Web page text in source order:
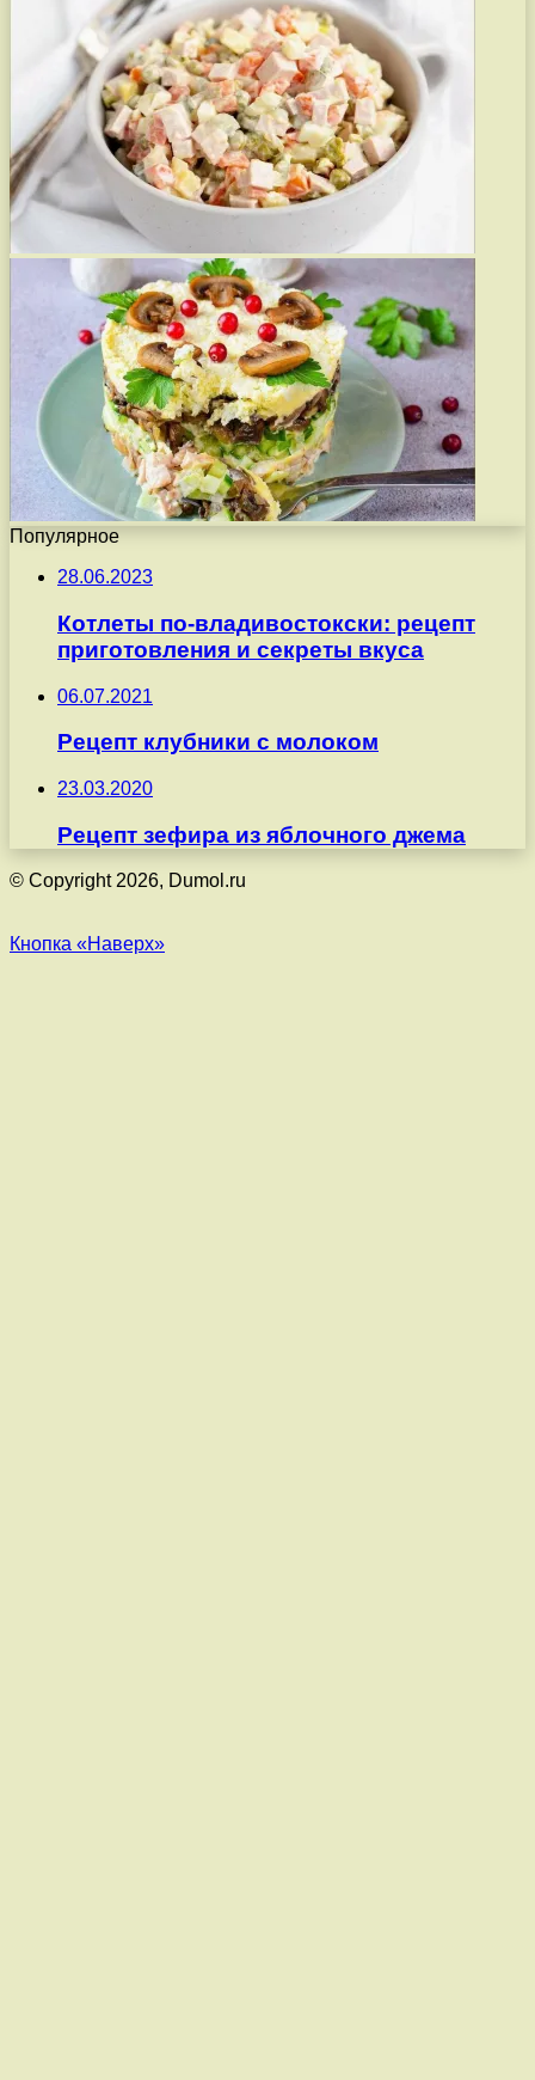
Популярное
28.06.2023
Котлеты по-владивостокски: рецепт
приготовления и секреты вкуса
06.07.2021
Рецепт клубники с молоком
23.03.2020
Рецепт зефира из яблочного джема
© Copyright 2026, Dumol.ru
Кнопка «Наверх»